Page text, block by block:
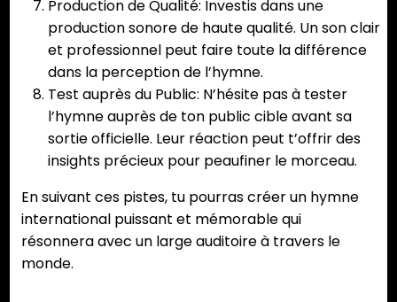
Production de Qualité: Investis dans une
production sonore de haute qualité. Un son clair
et professionnel peut faire toute la différence
dans la perception de l’hymne.
Test auprès du Public: N’hésite pas à tester
l’hymne auprès de ton public cible avant sa
sortie officielle. Leur réaction peut t’offrir des
insights précieux pour peaufiner le morceau.
En suivant ces pistes, tu pourras créer un hymne
international puissant et mémorable qui
résonnera avec un large auditoire à travers le
monde.